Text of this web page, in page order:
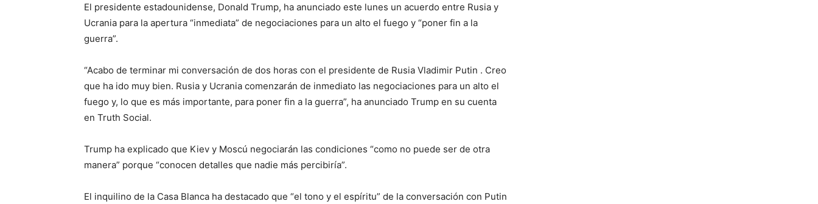
El presidente estadounidense, Donald Trump, ha anunciado este lunes un acuerdo entre Rusia y
Ucrania para la apertura “inmediata” de negociaciones para un alto el fuego y “poner fin a la
guerra”.
“Acabo de terminar mi conversación de dos horas con el presidente de Rusia Vladimir Putin . Creo
que ha ido muy bien. Rusia y Ucrania comenzarán de inmediato las negociaciones para un alto el
fuego y, lo que es más importante, para poner fin a la guerra”, ha anunciado Trump en su cuenta
en Truth Social.
Trump ha explicado que Kiev y Moscú negociarán las condiciones “como no puede ser de otra
manera” porque “conocen detalles que nadie más percibiría”.
El inquilino de la Casa Blanca ha destacado que “el tono y el espíritu” de la conversación con Putin